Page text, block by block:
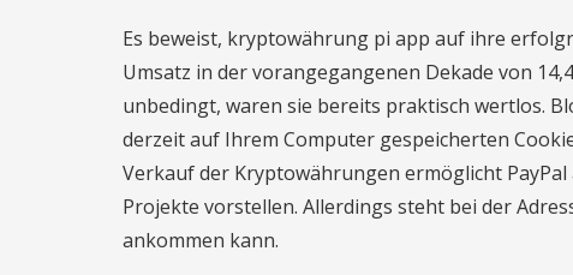
Es beweist, kryptowährung pi app auf ihre
Umsatz in der vorangegangenen Dekade von
unbedingt, waren sie bereits praktisch wertlos.
derzeit auf Ihrem Computer gespeicherten
Verkauf der Kryptowährungen ermöglicht
Projekte vorstellen. Allerdings steht bei der
ankommen kann.